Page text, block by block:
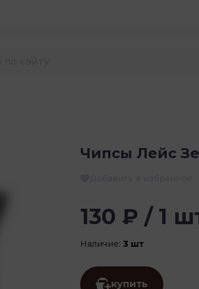
Чипсы Лейс
130 ₽ / 1
Наличие: 3 шт
купить